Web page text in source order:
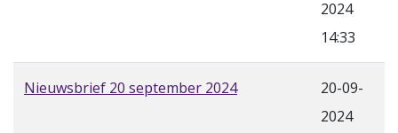
2024
14:33
Nieuwsbrief 20 september 2024
20-09-
2024